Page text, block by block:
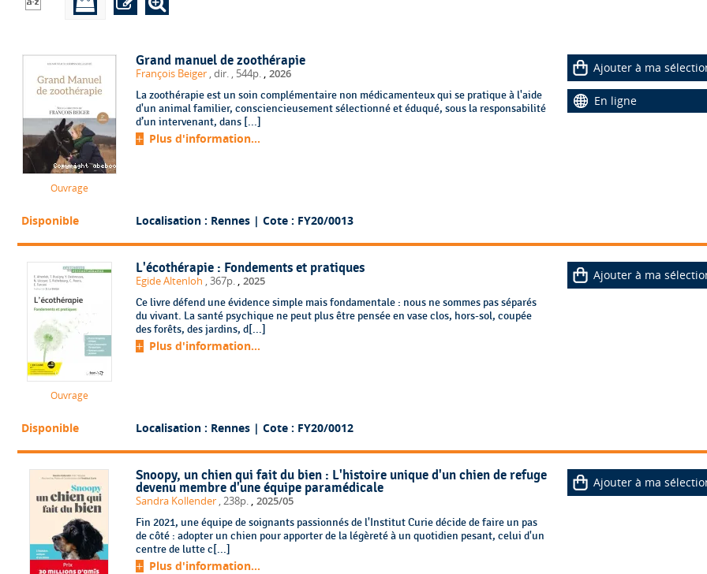
Ouvrage
Grand manuel de zoothérapie
François Beiger , dir. , 544p. 2026
La zoothérapie est un soin complémentaire non médicamenteux qui se pratique à l'aide
d'un animal familier, consciencieusement sélectionné et éduqué, sous la responsabilité
d’un intervenant, dans [...]
Plus d'information...
Ajouter à ma
En ligne
Disponible Localisation : Rennes | Cote : FY20/0013
Ouvrage
L'écothérapie : Fondements et pratiques
Egide Altenloh , 367p. 2025
Ce livre défend une évidence simple mais fondamentale : nous ne sommes pas séparés
du vivant. La santé psychique ne peut plus être pensée en vase clos, hors-sol, coupée
des forêts, des jardins, d[...]
Plus d'information...
Ajouter à ma
Disponible Localisation : Rennes | Cote : FY20/0012
Snoopy, un chien qui fait du bien : L'histoire unique d'un chien de refuge
devenu membre d'une équipe paramédicale
Sandra Kollender , 238p. 2025/05
Fin 2021, une équipe de soignants passionnés de l'Institut Curie décide de faire un pas
de côté : adopter un chien pour apporter de la légèreté à un quotidien pesant, celui d'un
centre de lutte c[...]
Plus d'information...
Ajouter à ma